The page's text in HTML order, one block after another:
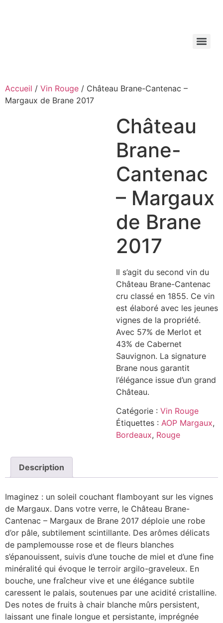
Accueil / Vin Rouge / Château Brane-Cantenac –
Margaux de Brane 2017
Château
Brane-
Cantenac
– Margaux
de Brane
2017
Il s’agit du second vin du
Château Brane-Cantenac
cru classé en 1855. Ce vin
est élaboré avec les jeunes
vignes de la propriété.
Avec 57% de Merlot et
43% de Cabernet
Sauvignon. La signature
Brane nous garantit
l’élégance issue d’un grand
Château.
Catégorie : Vin Rouge
Étiquettes : AOP Margaux,
Bordeaux, Rouge
Description
Imaginez : un soleil couchant flamboyant sur les vignes
de Margaux. Dans votre verre, le Château Brane-
Cantenac – Margaux de Brane 2017 déploie une robe
d’or pâle, subtilement scintillante. Des arômes délicats
de pamplemousse rose et de fleurs blanches
s’épanouissent, suivis d’une touche de miel et d’une fine
minéralité qui évoque le terroir argilo-graveleux. En
bouche, une fraîcheur vive et une élégance subtile
caressent le palais, soutenues par une acidité cristalline.
Des notes de fruits à chair blanche mûrs persistent,
laissant une finale longue et persistante, imprégnée